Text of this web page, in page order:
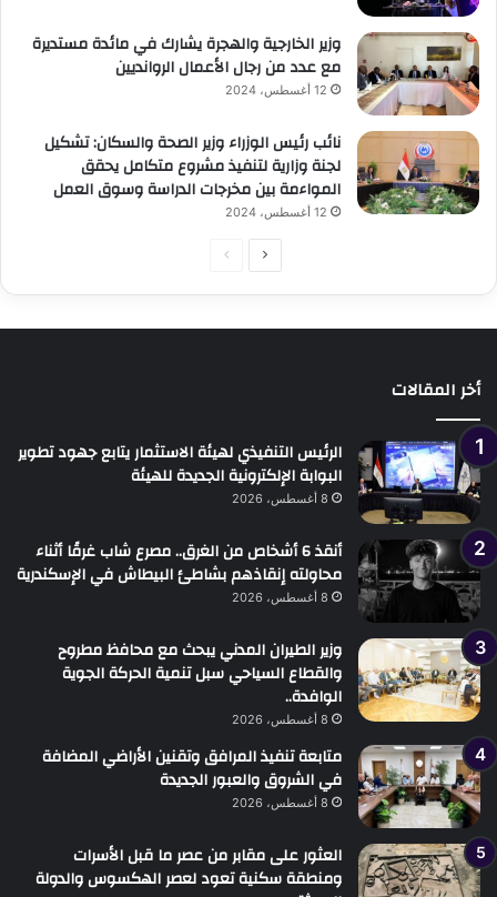
وزير الخارجية والهجرة يشارك في مائدة مستديرة
مع عدد من رجال الأعمال الروانديين
12 أغسطس، 2024
نائب رئيس الوزراء وزير الصحة والسكان: تشكيل
لجنة وزارية لتنفيذ مشروع متكامل يحقق
المواءمة بين مخرجات الدراسة وسوق العمل
12 أغسطس، 2024
الصفحةالصفحة
أخر المقالات
الرئيس التنفيذي لهيئة الاستثمار يتابع جهود تطوير
البوابة الإلكترونية الجديدة للهيئة
8 أغسطس، 2026
أنقذ 6 أشخاص من الغرق.. مصرع شاب غرقًا أثناء
محاولته إنقاذهم بشاطئ البيطاش في الإسكندرية
8 أغسطس، 2026
وزير الطيران المدني يبحث مع محافظ مطروح
والقطاع السياحي سبل تنمية الحركة الجوية
الوافدة..
8 أغسطس، 2026
متابعة تنفيذ المرافق وتقنين الأراضي المضافة
في الشروق والعبور الجديدة
8 أغسطس، 2026
العثور على مقابر من عصر ما قبل الأسرات
ومنطقة سكنية تعود لعصر الهكسوس والدولة